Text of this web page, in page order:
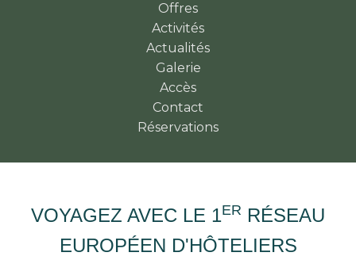
Offres
Activités
Actualités
Galerie
Accès
Contact
Réservations
VOYAGEZ AVEC LE 1ER RÉSEAU
EUROPÉEN D'HÔTELIERS